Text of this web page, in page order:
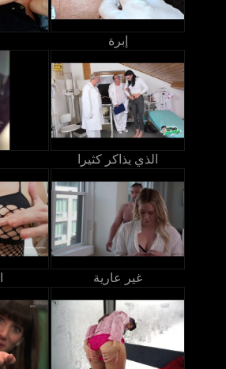
إبرة
الذي يذاكر كثيرا
غير عارية